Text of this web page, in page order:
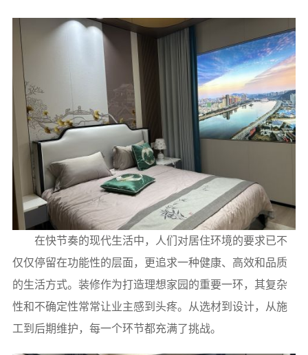
在快节奏的现代生活中，人们对居住环境的要求已不
仅仅停留在功能性的层面，更追求一种健康、高效和品质
的生活方式。装修作为打造理想家园的重要一环，其复杂
性和不确定性常常让业主感到头疼。从选材到设计，从施
工到后期维护，每一个环节都充满了挑战。